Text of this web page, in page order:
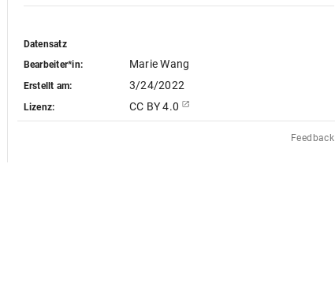
Datensatz
Bearbeiter*in:
Marie Wang
Erstellt am: 3/24/2022
Lizenz: CC BY 4.0
Feedback